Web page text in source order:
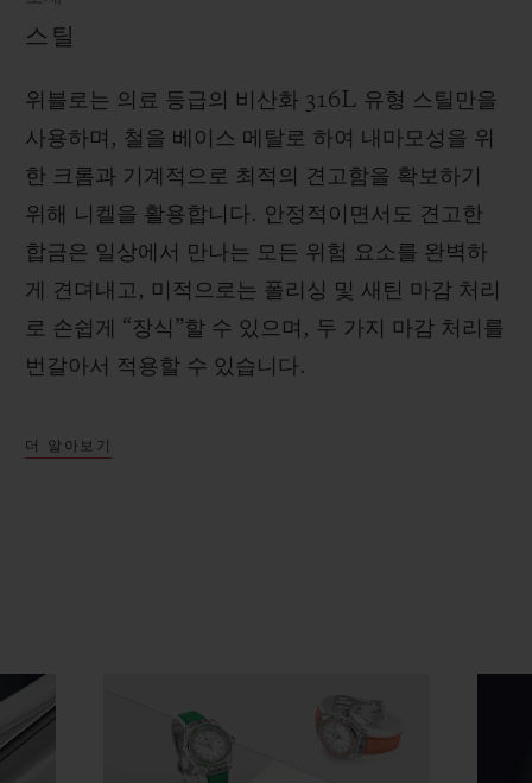
스틸
위블로는 의료 등급의 비산화 316L 유형 스틸만을
사용하며, 철을 베이스 메탈로 하여 내마모성을 위
한 크롬과 기계적으로 최적의 견고함을 확보하기
위해 니켈을 활용합니다. 안정적이면서도 견고한
합금은 일상에서 만나는 모든 위험 요소를 완벽하
게 견뎌내고, 미적으로는 폴리싱 및 새틴 마감 처리
로 손쉽게 “장식”할 수 있으며, 두 가지 마감 처리를
번갈아서 적용할 수 있습니다.
더 알아보기